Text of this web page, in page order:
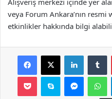
veya Forum Ankara’nın
etkinlikler hakkında bilgi
Facebook
X LinkedIn
Pocket Skype